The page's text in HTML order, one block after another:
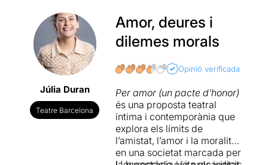
Júlia Duran
Teatre Barcelona
Amor, deures i
dilemes morals
Opinió verificada
Per amor (un pacte d’honor)
és una proposta teatral
íntima i contemporània que
explora els límits de
l’amistat, l’amor i la moralitat
en una societat marcada per